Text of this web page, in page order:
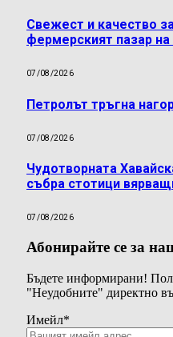
Свежест и качество
фермерският пазар
07/08/2026
Петролът тръгна
07/08/2026
Чудотворната
събра стотици
07/08/2026
Абонирайте се за
Бъдете информирани!
"Неудобните" директно
Имейл*